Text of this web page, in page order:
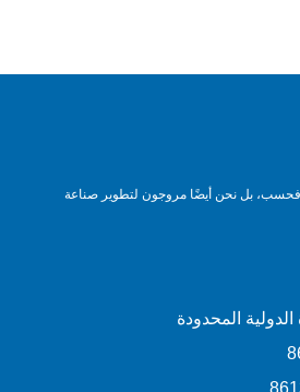
فحسب، بل نحن أيضًا مروجون لتطوير صناعة